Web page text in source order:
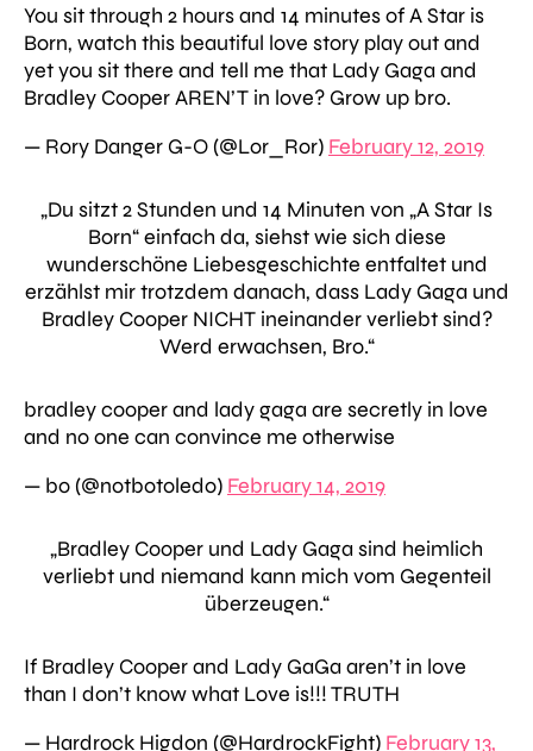
You sit through 2 hours and 14 minutes of A Star is
Born, watch this beautiful love story play out and
yet you sit there and tell me that Lady Gaga and
Bradley Cooper AREN’T in love? Grow up bro.
— Rory Danger G-O (@Lor_Ror) February 12, 2019
„Du sitzt 2 Stunden und 14 Minuten von „A Star Is
Born“ einfach da, siehst wie sich diese
wunderschöne Liebesgeschichte entfaltet und
erzählst mir trotzdem danach, dass Lady Gaga und
Bradley Cooper NICHT ineinander verliebt sind?
Werd erwachsen, Bro.“
bradley cooper and lady gaga are secretly in love
and no one can convince me otherwise
— bo (@notbotoledo) February 14, 2019
„Bradley Cooper und Lady Gaga sind heimlich
verliebt und niemand kann mich vom Gegenteil
überzeugen.“
If Bradley Cooper and Lady GaGa aren’t in love
than I don’t know what Love is!!! TRUTH
— Hardrock Higdon (@HardrockFight) February 13,